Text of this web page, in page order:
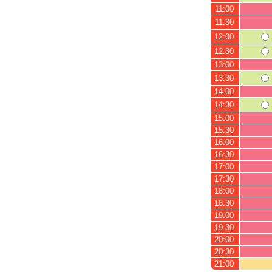
11:00
11:30
12:00
12:30
13:00
13:30
14:00
14:30
15:00
15:30
16:00
16:30
17:00
17:30
18:00
18:30
19:00
19:30
20:00
20:30
21:00